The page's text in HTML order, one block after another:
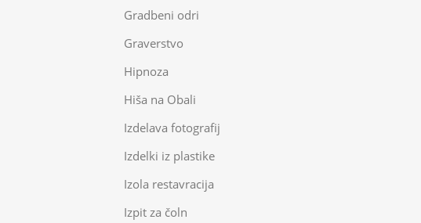
Gradbeni odri
Graverstvo
Hipnoza
Hiša na Obali
Izdelava fotografij
Izdelki iz plastike
Izola restavracija
Izpit za čoln